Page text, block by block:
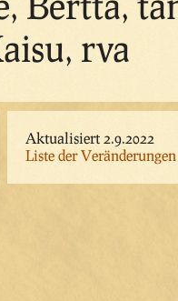
rva
Aktualisiert 2.9.2022
Liste der Veränderungen